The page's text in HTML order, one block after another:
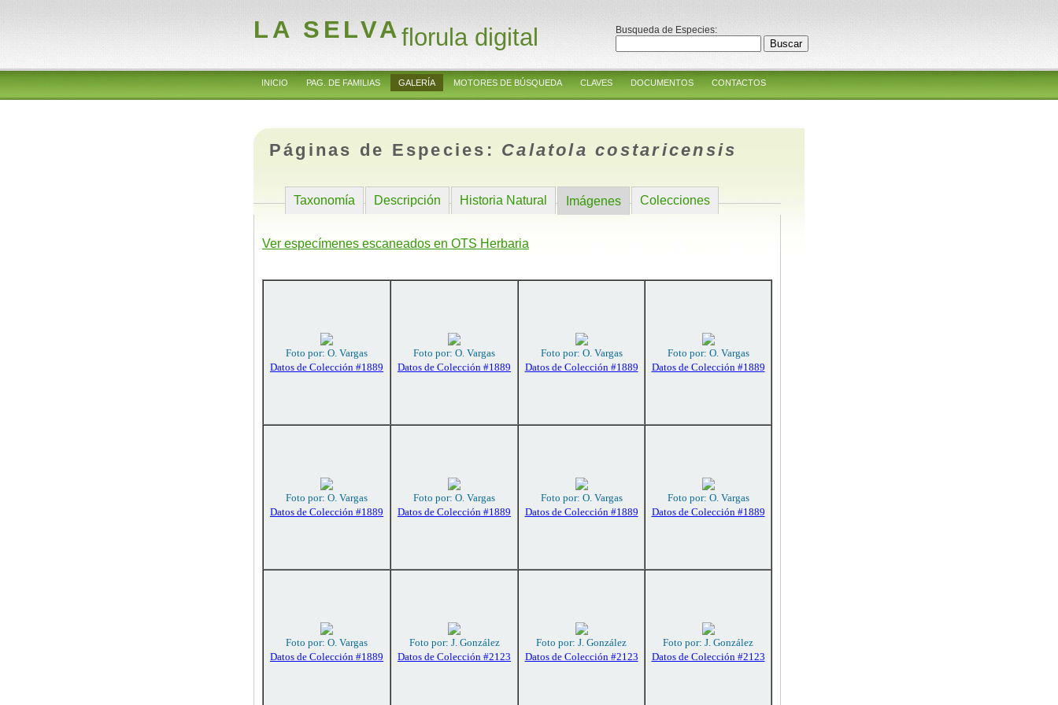
LA SELVAflorula digital Busqueda de Especies:
INICIO PAG. DE FAMILIAS GALERÍA MOTORES DE BÚSQUEDA CLAVES DOCUMENTOS CONTACTOS
Páginas de Especies: Calatola costaricensis
Taxonomía Descripción Historia Natural Imágenes Colecciones
Ver especímenes escaneados en OTS Herbaria
Foto por: O. Vargas
Datos de Colección #1889
Foto por: O. Vargas
Datos de Colección #1889
Foto por: O. Vargas
Datos de Colección #1889
Foto por: O. Vargas
Datos de Colección #1889
Foto por: O. Vargas
Datos de Colección #1889
Foto por: O. Vargas
Datos de Colección #1889
Foto por: O. Vargas
Datos de Colección #1889
Foto por: O. Vargas
Datos de Colección #1889
Foto por: O. Vargas
Datos de Colección #1889
Foto por: J. González
Datos de Colección #2123
Foto por: J. González
Datos de Colección #2123
Foto por: J. González
Datos de Colección #2123